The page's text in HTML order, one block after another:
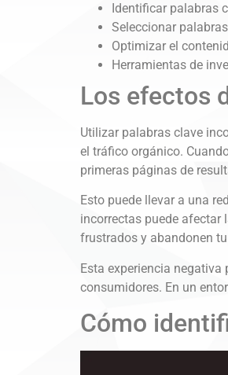
Identificar palabras
Seleccionar
Optimizar el
Herramientas de
Los efectos
Utilizar palabras clave
el tráfico orgánico.
primeras páginas de
Esto puede llevar a una
incorrectas puede afectar
frustrados y abandonen
Esta experiencia
consumidores. En un
Cómo